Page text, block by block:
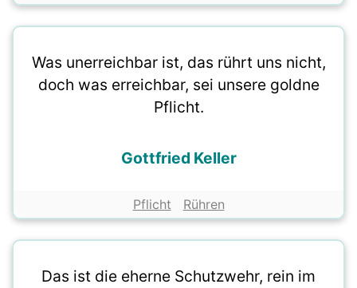
Was unerreichbar ist, das rührt uns nicht,
doch was erreichbar, sei unsere goldne
Pflicht.
Gottfried Keller
Pflicht Rühren
Das ist die eherne Schutzwehr, rein im